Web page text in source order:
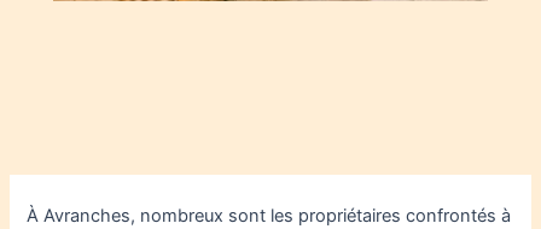
À Avranches, nombreux sont les propriétaires confrontés à